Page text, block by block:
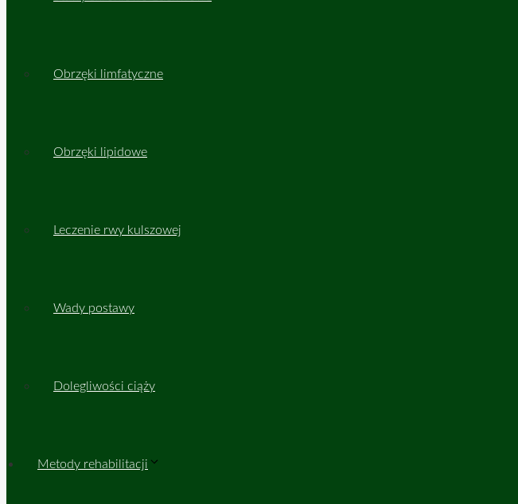
Obrzęki limfatyczne
Obrzęki lipidowe
Leczenie rwy kulszowej
Wady postawy
Dolegliwości ciąży
Metody rehabilitacji